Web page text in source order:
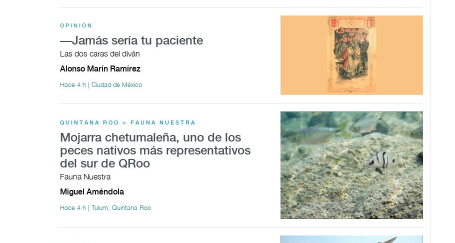
OPINIÓN
—Jamás sería tu paciente
Las dos caras del diván
Alonso Marín Ramírez
Hace 4 h | Ciudad de México
QUINTANA ROO > FAUNA NUESTRA
Mojarra chetumaleña, uno de los
peces nativos más representativos
del sur de QRoo
Fauna Nuestra
Miguel Améndola
Hace 4 h | Tulum, Quintana Roo